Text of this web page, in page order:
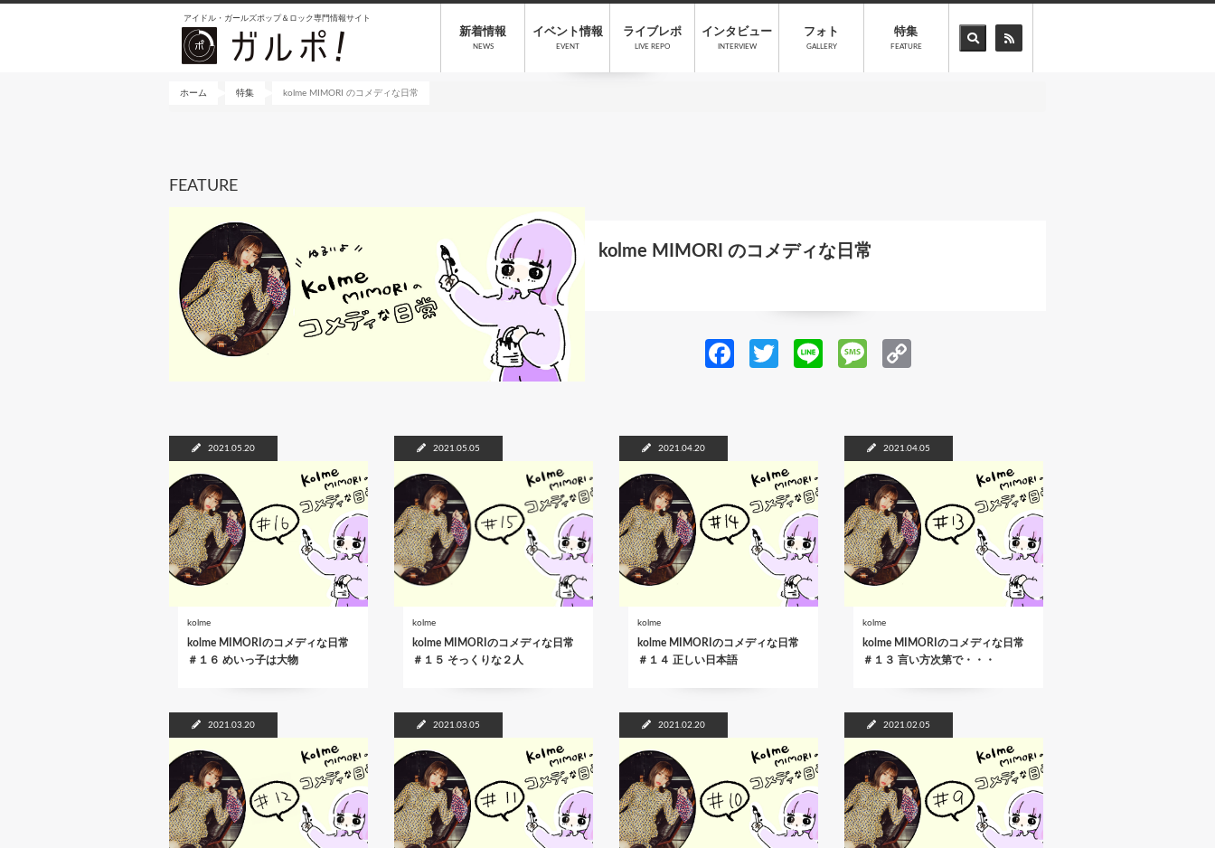
アイドル・ガールズポップ＆ロック専門情報サイト
新着情報
NEWS
イベント情報
EVENT
ライブレポ
LIVE REPO
インタビュー
INTERVIEW
フォト
GALLERY
特集
FEATURE
ホーム 特集 kolme MIMORI のコメディな日常
FEATURE
kolme MIMORI のコメディな日常
Fa
k
Li
M
g
e
y
Li
n
k
2021.05.20
kolme
kolme MIMORIのコメディな日常
＃１６ めいっ子は大物
2021.05.05
kolme
kolme MIMORIのコメディな日常
＃１５ そっくりな２人
2021.04.20
kolme
kolme MIMORIのコメディな日常
＃１４ 正しい日本語
2021.04.05
kolme
kolme MIMORIのコメディな日常
＃１３ 言い方次第で・・・
2021.03.20 2021.03.05 2021.02.20 2021.02.05